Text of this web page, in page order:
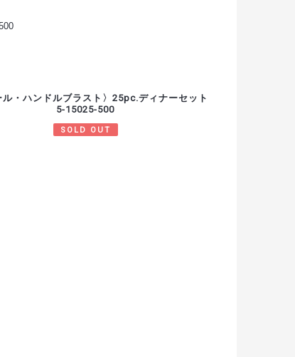
ル・ハンドルブラスト〉25pc.ディナーセット
5-15025-500
SOLD OUT